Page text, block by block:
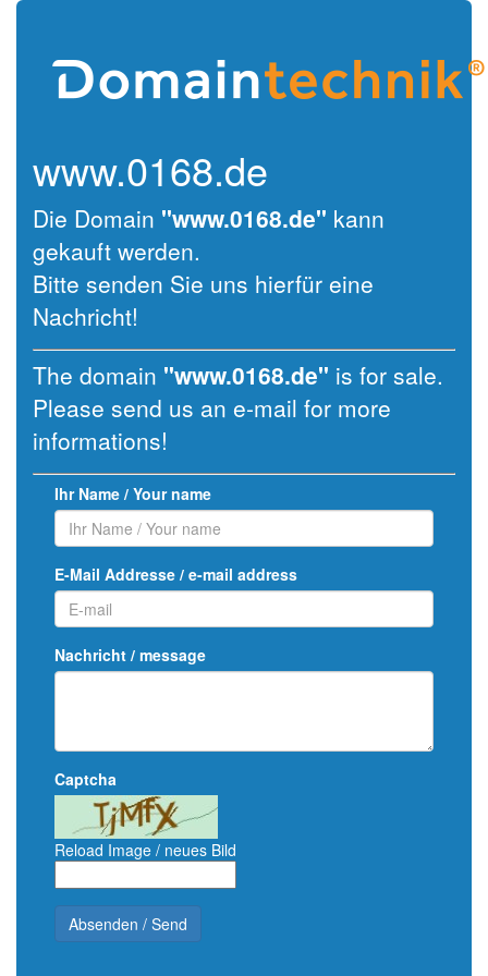
www.0168.de
Die Domain "www.0168.de" kann
gekauft werden.
Bitte senden Sie uns hierfür eine
Nachricht!
The domain "www.0168.de" is for sale.
Please send us an e-mail for more
informations!
Ihr Name / Your name
E-Mail Addresse / e-mail address
Nachricht / message
Captcha
Reload Image / neues Bild
Absenden / Send